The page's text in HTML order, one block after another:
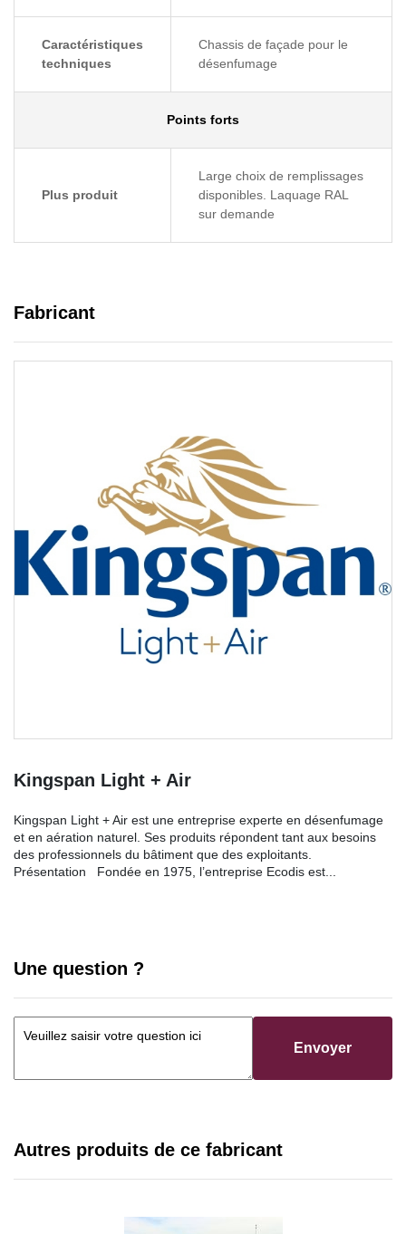
Caractéristiques
techniques
Chassis de façade pour le
désenfumage
Points forts
Plus produit
Large choix de remplissages
disponibles. Laquage RAL
sur demande
Fabricant
Kingspan Light + Air
Kingspan Light + Air est une entreprise experte en désenfumage
et en aération naturel. Ses produits répondent tant aux besoins
des professionnels du bâtiment que des exploitants.
Présentation Fondée en 1975, l’entreprise Ecodis est...
Une question ?
Envoyer
Autres produits de ce fabricant